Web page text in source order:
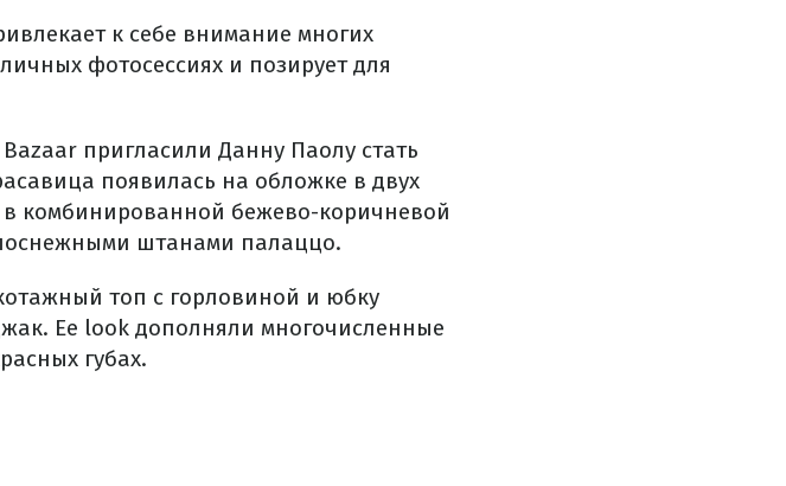
к себе внимание многих
фотосессиях и позирует для
пригласили Данну Паолу стать
появилась на обложке в двух
в комбинированной бежево-коричневой
штанами палаццо.
топ с горловиной и юбку
Ее look дополняли многочисленные
губах.